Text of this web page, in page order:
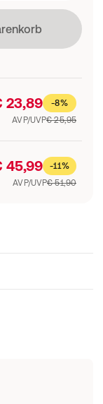
23,89
-8%
AVP/UVP€ 25,95
45,99
-11%
AVP/UVP€ 51,90